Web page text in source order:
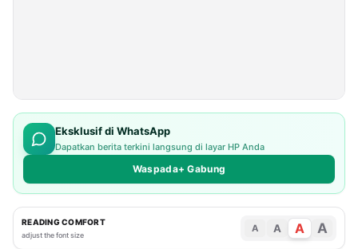
Eksklusif di WhatsApp
Dapatkan berita terkini langsung di layar HP Anda
Waspada+ Gabung
READING COMFORT
adjust the font size
A A A A